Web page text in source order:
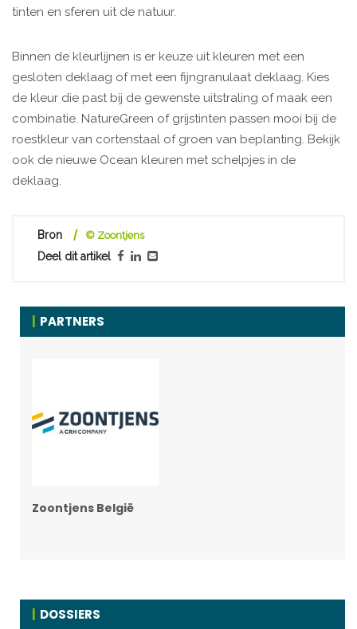
tinten en sferen uit de natuur.
Binnen de kleurlijnen is er keuze uit kleuren met een
gesloten deklaag of met een fijngranulaat deklaag. Kies
de kleur die past bij de gewenste uitstraling of maak een
combinatie. NatureGreen of grijstinten passen mooi bij de
roestkleur van cortenstaal of groen van beplanting. Bekijk
ook de nieuwe Ocean kleuren met schelpjes in de
deklaag.
Bron © Zoontjens
Deel dit artikel
PARTNERS
Zoontjens België
DOSSIERS